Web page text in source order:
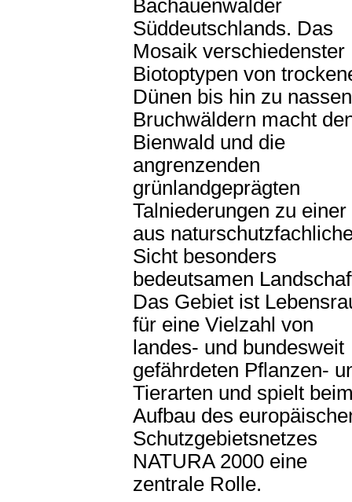
Bachauenwälder
Süddeutschlands. Das
Mosaik verschiedenster
Biotoptypen von
Dünen bis hin zu nassen
Bruchwäldern macht
Bienwald und die
angrenzenden
grünlandgeprägten
Talniederungen zu einer
aus
Sicht besonders
bedeutsamen
Das Gebiet ist
für eine Vielzahl von
landes- und bundesweit
gefährdeten Pflanzen-
Tierarten und spielt
Aufbau des
Schutzgebietsnetzes
NATURA 2000 eine
zentrale Rolle.